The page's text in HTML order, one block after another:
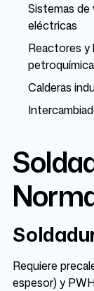
Sistemas
eléctricas
Reactores y
petroquímica
Calderas
Requiere
espesor) y